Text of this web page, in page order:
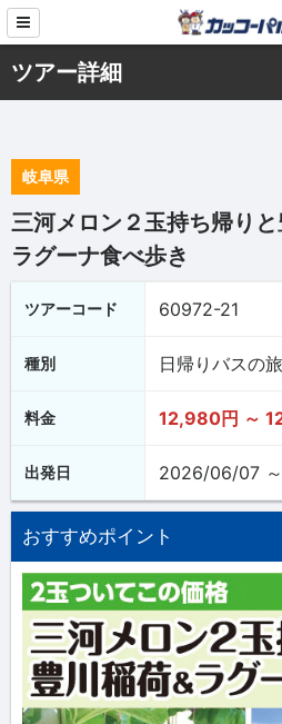
ツアー詳細
岐阜県
三河メロン２玉持ち帰り
ラグーナ食べ歩き
ツアーコード 60972-21
種別 日帰りバスの旅
料金 12,980円 ～
出発日 2026/06/07
おすすめポイント